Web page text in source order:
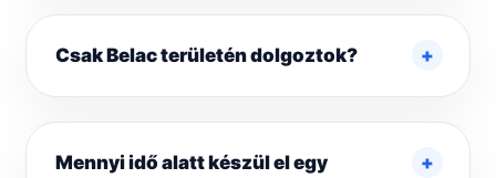
Csak Belac területén dolgoztok?
Mennyi idő alatt készül el egy